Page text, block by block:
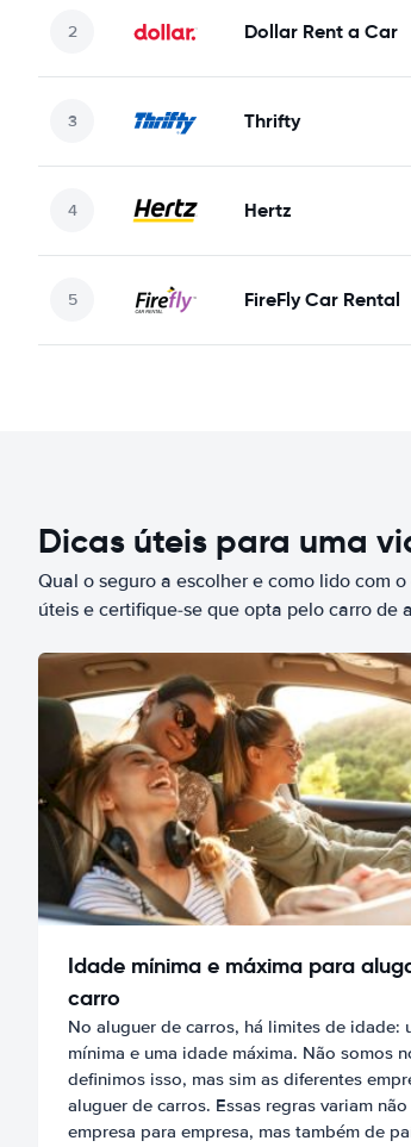
Dollar Rent a Car
Thrifty
Hertz
FireFly Car Rental
Dicas úteis para uma
Qual o seguro a escolher e como lido com
úteis e certifique-se que opta pelo carro de
Idade mínima e máxima para
carro
No aluguer de carros, há limites de idade:
mínima e uma idade máxima. Não somos
definimos isso, mas sim as diferentes
aluguer de carros. Essas regras variam
empresa para empresa, mas também de